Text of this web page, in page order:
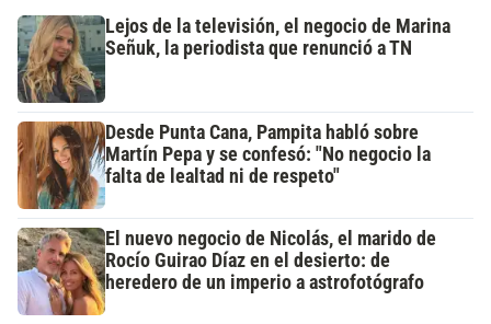
Lejos de la televisión, el negocio de Marina
Señuk, la periodista que renunció a TN
Desde Punta Cana, Pampita habló sobre
Martín Pepa y se confesó: "No negocio la
falta de lealtad ni de respeto"
El nuevo negocio de Nicolás, el marido de
Rocío Guirao Díaz en el desierto: de
heredero de un imperio a astrofotógrafo